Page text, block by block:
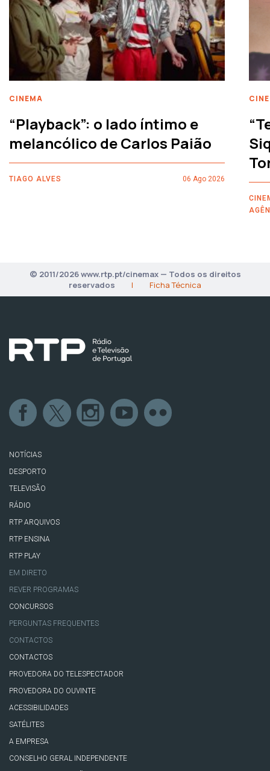
CINEMA
“Playback”: o lado íntimo e
melancólico de Carlos Paião
TIAGO ALVES 06 Ago 2026
© 2011/2026 www.rtp.pt/cinemax — Todos os direitos
reservados
| Ficha Técnica
NOTÍCIAS
DESPORTO
TELEVISÃO
RÁDIO
RTP ARQUIVOS
RTP ENSINA
RTP PLAY
EM DIRETO
REVER PROGRAMAS
CONCURSOS
PERGUNTAS FREQUENTES
CONTACTOS
CONTACTOS
PROVEDORA DO TELESPECTADOR
PROVEDORA DO OUVINTE
ACESSIBILIDADES
SATÉLITES
A EMPRESA
CONSELHO GERAL INDEPENDENTE